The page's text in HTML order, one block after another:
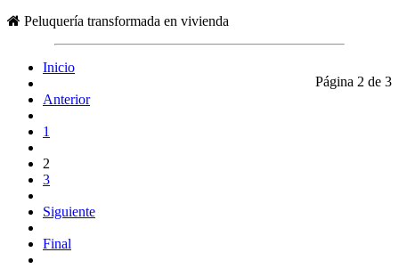
Peluquería transformada en vivienda
Página 2 de 3
Inicio
Anterior
1
2
3
Siguiente
Final